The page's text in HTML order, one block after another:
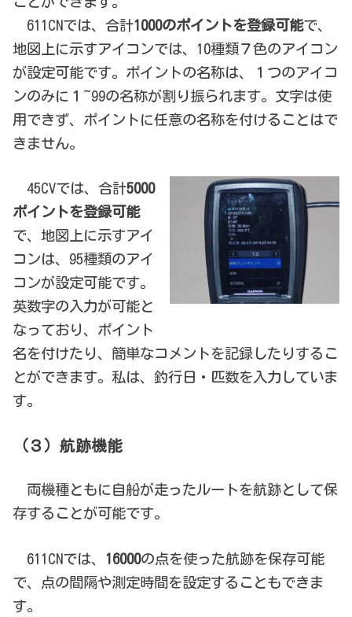
611CNでは、合計1000のポイントを登録可能で、
地図上に示すアイコンでは、10種類７色のアイコン
が設定可能です。ポイントの名称は、１つのアイコ
ンのみに１~99の名称が割り振られます。文字は使
用できず、ポイントに任意の名称を付けることはで
きません。
45CVでは、合計5000
ポイントを登録可能
で、地図上に示すアイ
コンは、95種類のアイ
コンが設定可能です。
英数字の入力が可能と
なっており、ポイント
名を付けたり、簡単なコメントを記録したりするこ
とができます。私は、釣行日・匹数を入力していま
す。
（３）航跡機能
両機種ともに自船が走ったルートを航跡として保
存することが可能です。
611CNでは、 16000の点を使った航跡を保存可能
で、点の間隔や測定時間を設定することもできま
す。